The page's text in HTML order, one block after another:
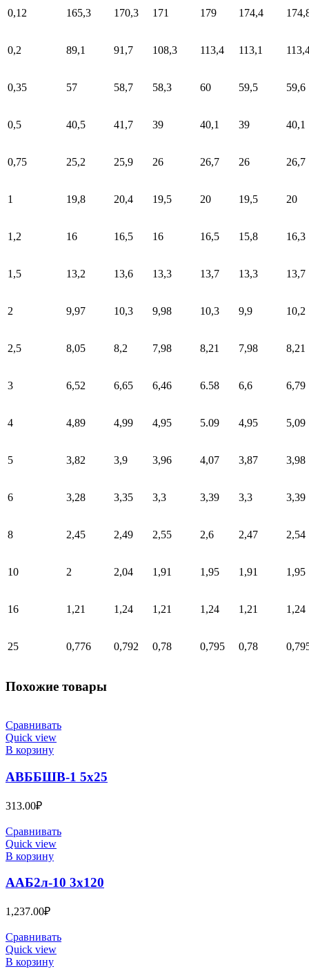
0,12 165,3 170,3 171 179 174,4
0,2 89,1 91,7 108,3 113,4 113,1
0,35 57 58,7 58,3 60 59,5 59,6
0,5 40,5 41,7 39 40,1 39 40,1
0,75 25,2 25,9 26 26,7 26 26,7
1 19,8 20,4 19,5 20 19,5 20
1,2 16 16,5 16 16,5 15,8 16,3
1,5 13,2 13,6 13,3 13,7 13,3 13,7
2 9,97 10,3 9,98 10,3 9,9 10,2
2,5 8,05 8,2 7,98 8,21 7,98 8,21
3 6,52 6,65 6,46 6.58 6,6 6,79
4 4,89 4,99 4,95 5.09 4,95 5,09
5 3,82 3,9 3,96 4,07 3,87 3,98
6 3,28 3,35 3,3 3,39 3,3 3,39
8 2,45 2,49 2,55 2,6 2,47 2,54
10 2 2,04 1,91 1,95 1,91 1,95
16 1,21 1,24 1,21 1,24 1,21 1,24
25 0,776 0,792 0,78 0,795 0,78
Похожие товары
Сравнивать
Quick view
В корзину
АВББШВ-1 5х25
313.00₽
Сравнивать
Quick view
В корзину
ААБ2л-10 3х120
1,237.00₽
Сравнивать
Quick view
В корзину